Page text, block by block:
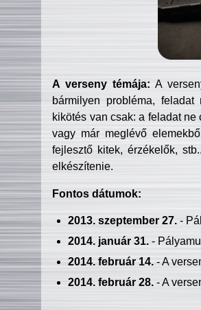
A verseny témája: A
bármilyen probléma, feladat
kikötés van csak: a feladat
vagy már meglévő
fejlesztő kitek, érzékelők,
elkészítenie.
Fontos dátumok:
2013. szeptember 27.-
2014. január 31.-
2014. február 14.- A
2014. február 28.- A